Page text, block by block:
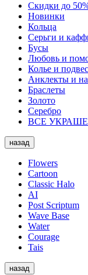
Скидки до
Новинки
Кольца
Серьги и
Бусы
Любовь и
Колье и
Анклекты и
Браслеты
Золото
Серебро
ВСЕ
назад
Flowers
Cartoon
Classic Halo
AI
Post Scriptum
Wave Base
Water
Courage
Tais
назад